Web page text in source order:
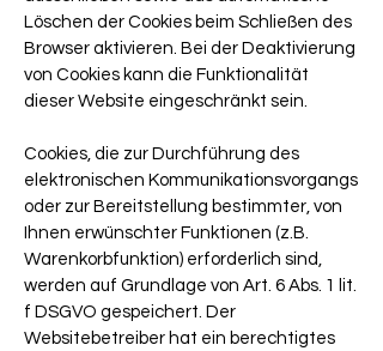
Löschen der Cookies beim Schließen des
Browser aktivieren. Bei der Deaktivierung
von Cookies kann die Funktionalität
dieser Website eingeschränkt sein.
Cookies, die zur Durchführung des
elektronischen Kommunikationsvorgangs
oder zur Bereitstellung bestimmter, von
Ihnen erwünschter Funktionen (z.B.
Warenkorbfunktion) erforderlich sind,
werden auf Grundlage von Art. 6 Abs. 1 lit.
f DSGVO gespeichert. Der
Websitebetreiber hat ein berechtigtes